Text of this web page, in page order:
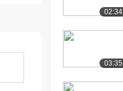
02:34
03:35